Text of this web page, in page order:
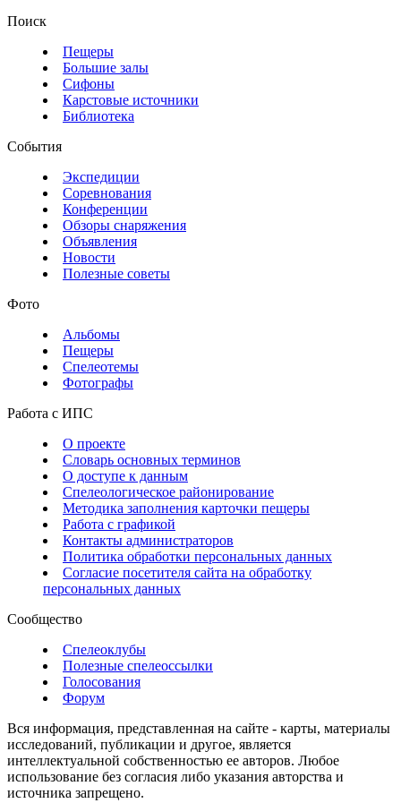
Поиск
Пещеры
Большие залы
Сифоны
Карстовые источники
Библиотека
События
Экспедиции
Соревнования
Конференции
Обзоры снаряжения
Объявления
Новости
Полезные советы
Фото
Альбомы
Пещеры
Спелеотемы
Фотографы
Работа с ИПС
О проекте
Словарь основных терминов
О доступе к данным
Спелеологическое районирование
Методика заполнения карточки пещеры
Работа с графикой
Контакты администраторов
Политика обработки персональных данных
Согласие посетителя сайта на обработку
персональных данных
Сообщество
Спелеоклубы
Полезные спелеоссылки
Голосования
Форум
Вся информация, представленная на сайте - карты, материалы
исследований, публикации и другое, является
интеллектуальной собственностью ее авторов. Любое
использование без согласия либо указания авторства и
источника запрещено.